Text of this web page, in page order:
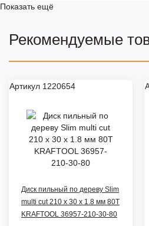
Показать ещё
Рекомендуемые
Артикул 1220654
Диск пильный по дереву Slim
multi cut 210 х 30 x 1.8 мм 80Т
KRAFTOOL 36957-210-30-80